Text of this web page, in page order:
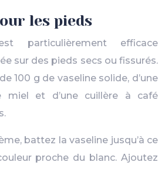
les pieds
particulièrement efficace
sur des pieds secs ou fissurés.
100 g de vaseline solide, d’une
miel et d’une cuillère à café
battez la vaseline jusqu’à ce
proche du blanc. Ajoutez